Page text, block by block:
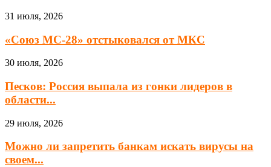
31 июля, 2026
«Союз МС-28» отстыковался от МКС
30 июля, 2026
Песков: Россия выпала из гонки лидеров в
области...
29 июля, 2026
Можно ли запретить банкам искать вирусы на
своем...